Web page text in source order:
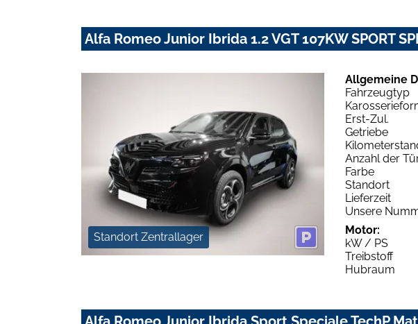
Alfa Romeo Junior Ibrida 1.2 VGT 107KW SPORT
Standort Zentrallager
Allgemeine
Fahrzeugtyp
Erst-Zul.
Getriebe
Anzahl der
Farbe
Standort
Lieferzeit
Unsere
Motor:
kW / PS
Treibstoff
Hubraum